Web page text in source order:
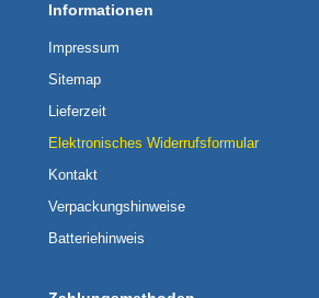
Informationen
Impressum
Sitemap
Lieferzeit
Elektronisches Widerrufsformular
Kontakt
Verpackungshinweise
Batteriehinweis